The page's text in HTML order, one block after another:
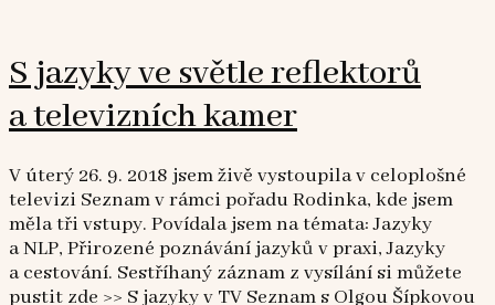
S jazyky ve světle reflektorů
a televizních kamer
V úterý 26. 9. 2018 jsem živě vystoupila v celoplošné
televizi Seznam v rámci pořadu Rodinka, kde jsem
měla tři vstupy. Povídala jsem na témata: Jazyky
a NLP, Přirozené poznávání jazyků v praxi, Jazyky
a cestování. Sestříhaný záznam z vysílání si můžete
pustit zde >> S jazyky v TV Seznam s Olgou Šípkovou